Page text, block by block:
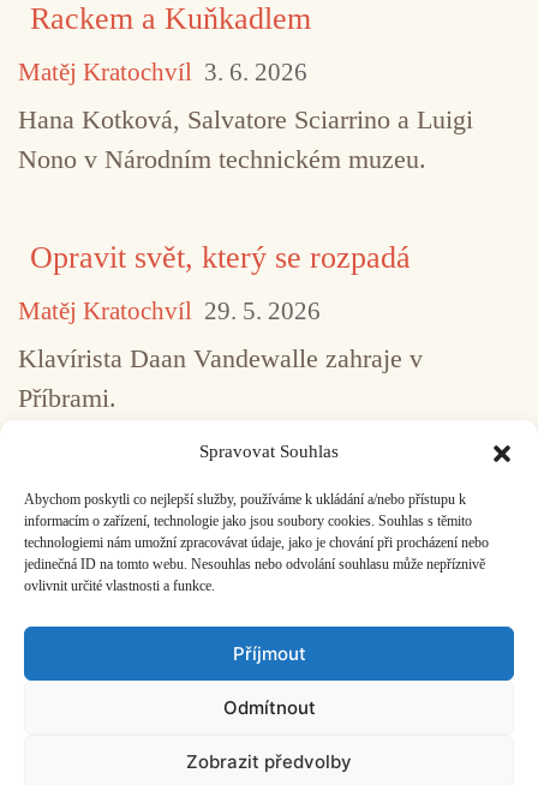
Spravovat Souhlas
Abychom poskytli co nejlepší služby, používáme k ukládání a/nebo přístupu k
informacím o zařízení, technologie jako jsou soubory cookies. Souhlas s těmito
technologiemi nám umožní zpracovávat údaje, jako je chování při procházení nebo
jedinečná ID na tomto webu. Nesouhlas nebo odvolání souhlasu může nepříznivě
ovlivnit určité vlastnosti a funkce.
Příjmout
Odmítnout
Zobrazit předvolby
Rackem a Kuňkadlem
Matěj Kratochvíl 3. 6. 2026
Hana Kotková, Salvatore Sciarrino a Luigi
Nono v Národním technickém muzeu.
Opravit svět, který se rozpadá
Matěj Kratochvíl 29. 5. 2026
Klavírista Daan Vandewalle zahraje v
Příbrami.
1 2 3 4 5 ... 517
ČASOPIS O JINÉ HUDBĚ | vydává Hudební informační středisko